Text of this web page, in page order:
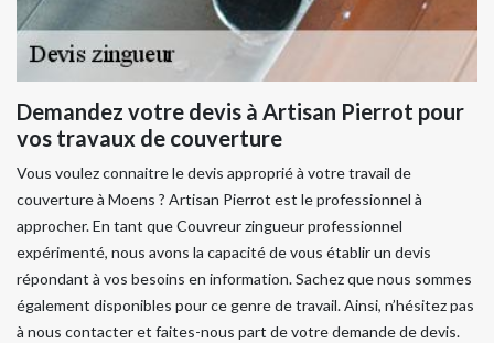
Demandez votre devis à Artisan Pierrot pour
vos travaux de couverture
Vous voulez connaitre le devis approprié à votre travail de
couverture à Moens ? Artisan Pierrot est le professionnel à
approcher. En tant que Couvreur zingueur professionnel
expérimenté, nous avons la capacité de vous établir un devis
répondant à vos besoins en information. Sachez que nous sommes
également disponibles pour ce genre de travail. Ainsi, n’hésitez pas
à nous contacter et faites-nous part de votre demande de devis.